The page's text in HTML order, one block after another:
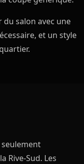
salon avec une
et un style
Rive-Sud. Les